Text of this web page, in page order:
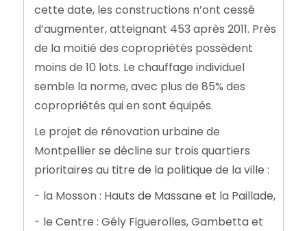
cette date, les constructions n’ont cessé
d’augmenter, atteignant 453 après 2011. Près
de la moitié des copropriétés possèdent
moins de 10 lots. Le chauffage individuel
semble la norme, avec plus de 85% des
copropriétés qui en sont équipés.
Le projet de rénovation urbaine de
Montpellier se décline sur trois quartiers
prioritaires au titre de la politique de la ville :
- la Mosson : Hauts de Massane et la Paillade,
- le Centre : Gély Figuerolles, Gambetta et